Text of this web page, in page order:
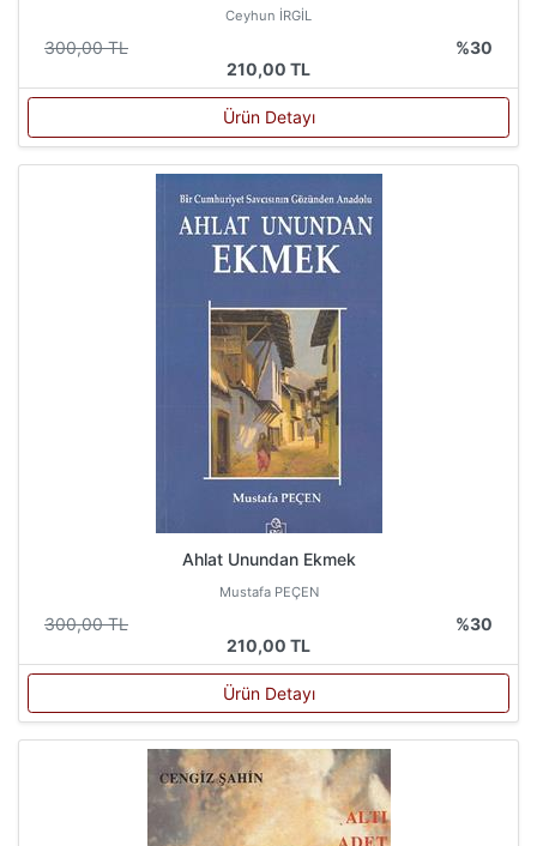
Ceyhun İRGİL
300,00 TL
%30
210,00 TL
Ürün Detayı
Ahlat Unundan Ekmek
Mustafa PEÇEN
300,00 TL
%30
210,00 TL
Ürün Detayı